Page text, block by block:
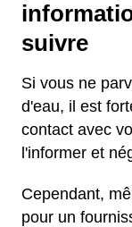
suivre
Si vous ne
d'eau, il est
contact avec
l'informer et
Cependant,
pour un